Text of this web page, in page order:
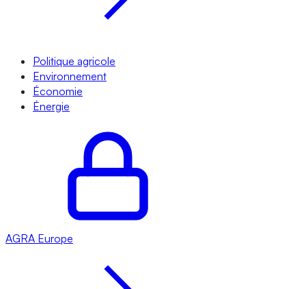
Politique agricole
Environnement
Économie
Énergie
AGRA Europe